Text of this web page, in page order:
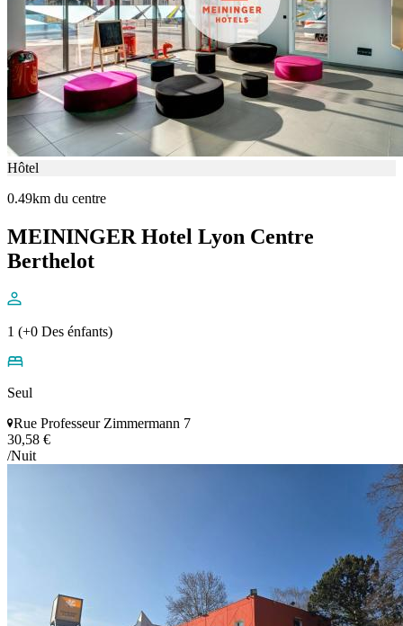
Hôtel
0.49km du centre
MEININGER Hotel Lyon Centre
Berthelot
1 (+0 Des énfants)
Seul
Rue Professeur Zimmermann 7
30,58 €
/Nuit